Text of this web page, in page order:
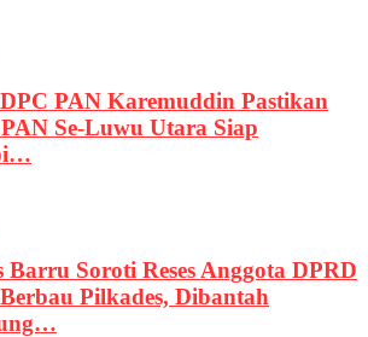
PAN Karemuddin Pastikan
Se-Luwu Utara Siap
Barru Soroti Reses Anggota DPRD
Pilkades, Dibantah